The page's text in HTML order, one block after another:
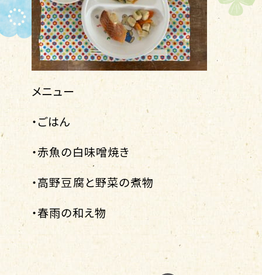
メニュー
・ごはん
・赤魚の白味噌焼き
・高野豆腐と野菜の煮物
・春雨の和え物